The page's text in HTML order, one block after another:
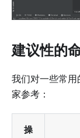
建议性的
我们对一些常
家参考：
操